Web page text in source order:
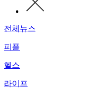
전체뉴스
피플
헬스
라이프